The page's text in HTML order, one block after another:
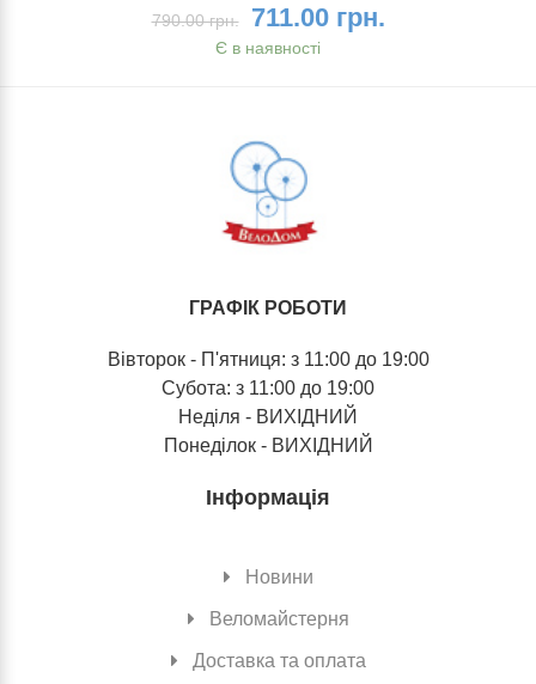
790.00 грн. 711.00 грн.
Є в наявності
ГРАФІК РОБОТИ
Вівторок - П'ятниця: з 11:00 до 19:00
Субота: з 11:00 до 19:00
Неділя - ВИХІДНИЙ
Понеділок - ВИХІДНИЙ
Інформація
Новини
Веломайстерня
Доставка та оплата